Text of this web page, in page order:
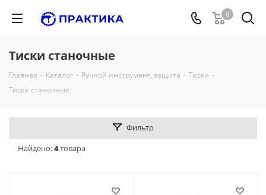
0
Тиски станочные
Главная - Каталог - Ручной инструмент, защита - Тиски -
Тиски станочные
Фильтр
Найдено:4товара